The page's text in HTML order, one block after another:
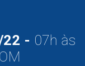
22 - 07h às